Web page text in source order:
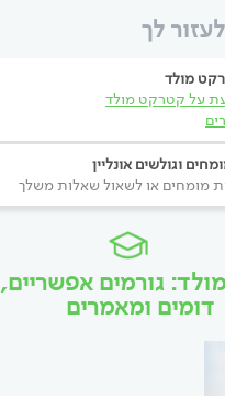
לך
מולד
על קטרקט מולד
וגולשים אונליין
מומחים או לשאול שאלות משלך
גורמים
דומים ומאמרים